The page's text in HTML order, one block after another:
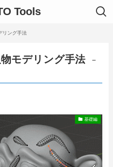
Tools
リング手法
モデリング手法
–
基礎編